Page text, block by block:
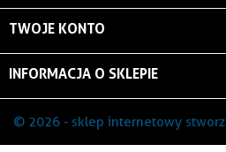
TWOJE KONTO
INFORMACJA O SKLEPIE
© 2026 - sklep internetowy